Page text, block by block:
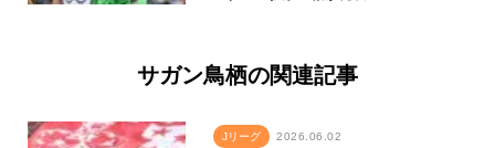
サガン鳥栖の関連記事
Jリーグ 2026.06.02